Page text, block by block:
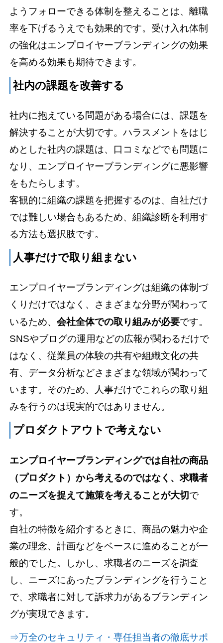
ようフォローできる体制を整えることは、離職
率を下げるうえでも効果的です。受け入れ体制
の強化はエンプロイヤーブランディングの効果
を高める効果も期待できます。
社内の課題を改善する
社内に抱えている問題がある場合には、課題を
解決することが大切です。ハラスメントをはじ
めとした社内の課題は、口コミなどでも問題に
なり、エンプロイヤーブランディングに悪影響
をもたらします。
客観的に組織の課題を把握するのは、自社だけ
では難しい場合もあるため、組織診断を利用す
る方法も選択肢です。
人事だけで取り組まない
エンプロイヤーブランディングは組織の体制づ
くりだけではなく、さまざまな分野が関わって
いるため、会社全体での取り組みが必要です。
SNSやブログの運用などの広報が関わるだけで
はなく、従業員の体験の共有や組織文化の共
有、データ分析などさまざまな領域が関わって
います。そのため、人事だけでこれらの取り組
みを行うのは現実的ではありません。
プロダクトアウトで考えない
エンプロイヤーブランディングでは自社の商品
（プロダクト）から考えるのではなく、求職者
のニーズを捉えて施策を考えることが大切で
す。
自社の特徴を紹介するときに、商品の魅力や企
業の理念、計画などをベースに進めることが一
般的でした。しかし、求職者のニーズを調査
し、ニーズにあったブランディングを行うこと
で、求職者に対して訴求力があるブランディン
グが実現できます。
⇒万全のセキュリティ・専任担当者の徹底サポ